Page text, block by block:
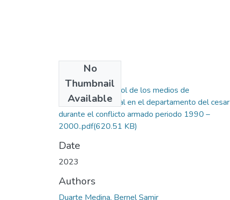
No
Thumbnail
Available
Análisis sobre el rol de los medios de
comunicación social en el departamento del cesar
durante el conflicto armado periodo 1990 –
2000..pdf(620.51 KB)
Date
2023
Authors
Duarte Medina, Bernel Samir